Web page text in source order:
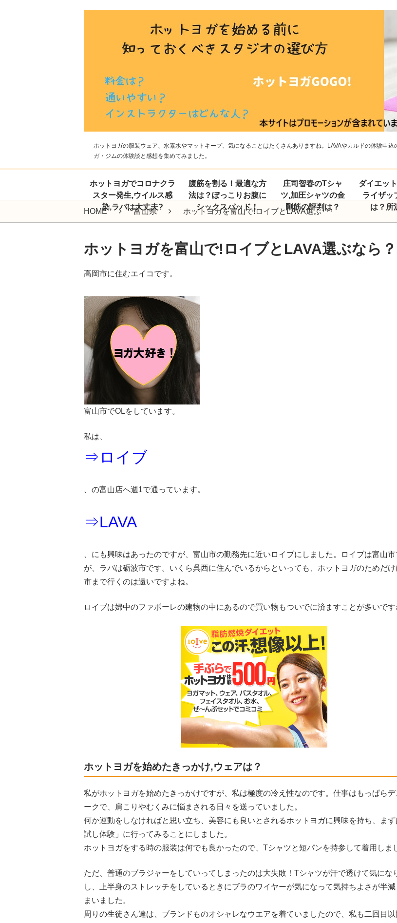
ホットヨガの服装ウェア、水素水やマットキープ、気になることはたくさんありますね。LAVAやカルドの体験申
ガ・ジムの体験談と感想を集めてみました。
ホットヨガでコロナクラ
スター発生,ウイルス感
染,ラバは大丈夫?
腹筋を割る！最適な方
法は？ぽっこりお腹に
シックスパッド！
庄司智春のTシャ
ツ,加圧シャツの金
剛筋の評判は？
ダイエッ
ライザッ
は？所
HOME 富山県 ホットヨガを富山で!ロイブとLAVA選ぶ･･･
ホットヨガを富山で!ロイブとLAVA選ぶなら？
高岡市に住むエイコです。
富山市でOLをしています。
私は、
⇒ロイブ
、の富山店へ週1で通っています。
⇒LAVA
、にも興味はあったのですが、富山市の勤務先に近いロイブにしました。ロイブは富山市
が、ラバは砺波市です。いくら呉西に住んでいるからといっても、ホットヨガのためだけ
市まで行くのは遠いですよね。
ロイブは婦中のファボーレの建物の中にあるので買い物もついでに済ますことが多いです
ホットヨガを始めたきっかけ,ウェアは？
私がホットヨガを始めたきっかけですが、私は極度の冷え性なのです。仕事はもっぱらデ
ークで、肩こりやむくみに悩まされる日々を送っていました。
何か運動をしなければと思い立ち、美容にも良いとされるホットヨガに興味を持ち、まず
試し体験」に行ってみることにしました。
ホットヨガをする時の服装は何でも良かったので、Tシャツと短パンを持参して着用しま
ただ、普通のブラジャーをしていってしまったのは大失敗！Tシャツが汗で透けて気にな
し、上半身のストレッチをしているときにブラのワイヤーが気になって気持ちよさが半減
まいました。
周りの生徒さん達は、ブランドものオシャレなウエアを着ていましたので、私も二回目以